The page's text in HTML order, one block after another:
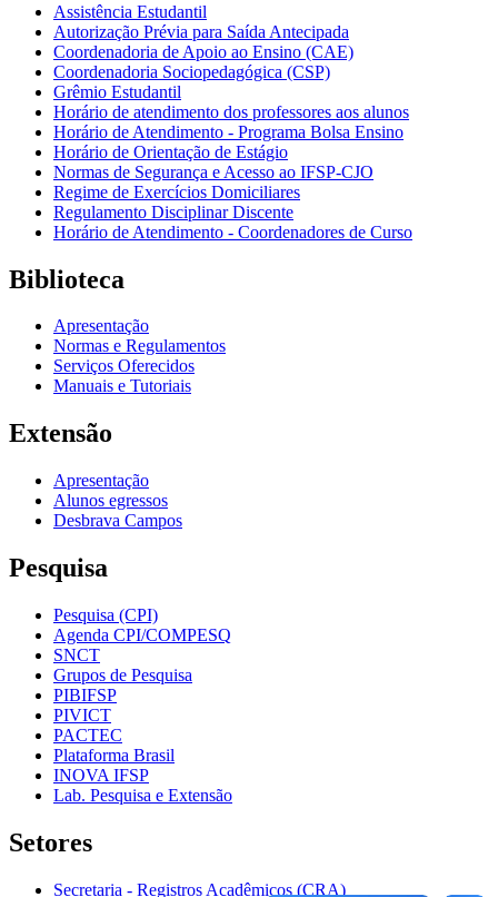
Assistência Estudantil
Autorização Prévia para Saída Antecipada
Coordenadoria de Apoio ao Ensino (CAE)
Coordenadoria Sociopedagógica (CSP)
Grêmio Estudantil
Horário de atendimento dos professores aos alunos
Horário de Atendimento - Programa Bolsa Ensino
Horário de Orientação de Estágio
Normas de Segurança e Acesso ao IFSP-CJO
Regime de Exercícios Domiciliares
Regulamento Disciplinar Discente
Horário de Atendimento - Coordenadores de Curso
Biblioteca
Apresentação
Normas e Regulamentos
Serviços Oferecidos
Manuais e Tutoriais
Extensão
Apresentação
Alunos egressos
Desbrava Campos
Pesquisa
Pesquisa (CPI)
Agenda CPI/COMPESQ
SNCT
Grupos de Pesquisa
PIBIFSP
PIVICT
PACTEC
Plataforma Brasil
INOVA IFSP
Lab. Pesquisa e Extensão
Setores
Secretaria - Registros Acadêmicos (CRA)